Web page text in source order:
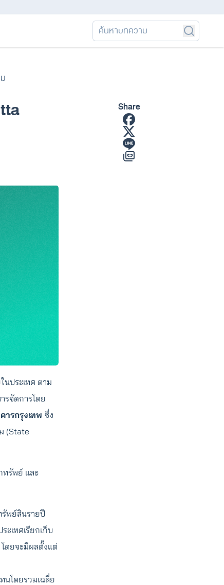
นประเทศ ตาม
จัดการโดย
ารกรุงเทพ ซึ่ง
(State
ทรัพย์ และ
รัพย์สินรายปี
เทศเรียกเก็บ
ดยจะมีผลตั้งแต่
นโดยรวมเฉลี่ย
Share